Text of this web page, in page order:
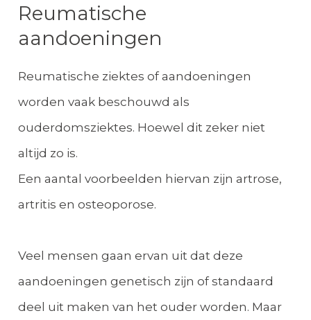
Reumatische
aandoeningen
Reumatische ziektes of aandoeningen
worden vaak beschouwd als
ouderdomsziektes. Hoewel dit zeker niet
altijd zo is.
Een aantal voorbeelden hiervan zijn artrose,
artritis en osteoporose.
Veel mensen gaan ervan uit dat deze
aandoeningen genetisch zijn of standaard
deel uit maken van het ouder worden. Maar